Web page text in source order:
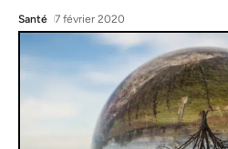
Santé 7 février 2020